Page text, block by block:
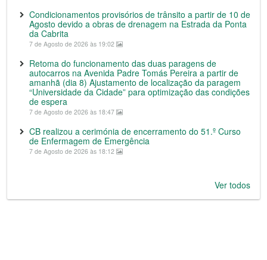
Condicionamentos provisórios de trânsito a partir de 10 de
Agosto devido a obras de drenagem na Estrada da Ponta
da Cabrita
7 de Agosto de 2026 às 19:02
Retoma do funcionamento das duas paragens de
autocarros na Avenida Padre Tomás Pereira a partir de
amanhã (dia 8) Ajustamento de localização da paragem
“Universidade da Cidade” para optimização das condições
de espera
7 de Agosto de 2026 às 18:47
CB realizou a cerimónia de encerramento do 51.º Curso
de Enfermagem de Emergência
7 de Agosto de 2026 às 18:12
Ver todos